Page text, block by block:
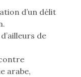
d’un délit
de
arabe,